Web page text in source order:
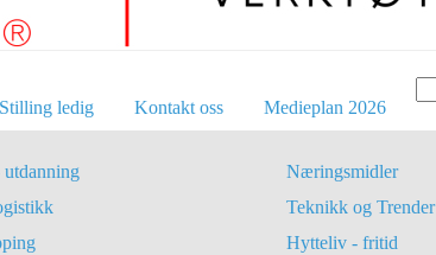
Stilling ledig Kontakt oss Medieplan 2026
Næringsmidler
Teknikk og Trender
Hytteliv - fritid